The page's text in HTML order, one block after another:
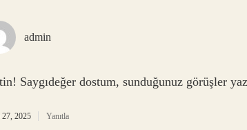
admin
Saygıdeğer dostum, sunduğunuz görüşler
2025 Yanıtla